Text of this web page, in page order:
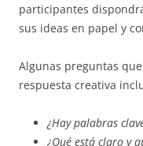
participantes
sus ideas en papel y
Algunas preguntas
respuesta creativa
¿Hay palabras
¿Qué está claro y